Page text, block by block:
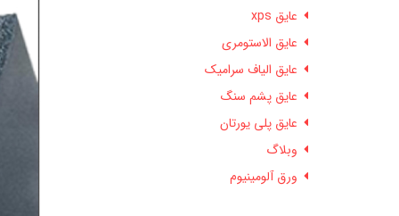
عایق xps
عایق الاستومری
عایق الیاف سرامیک
عایق پشم سنگ
عایق پلی یورتان
وبلاگ
ورق آلومینیوم